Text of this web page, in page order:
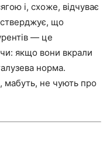
і, схоже, відчуває
стверджує, що
— це
якщо вони вкрали
норма.
мабуть, не чують про